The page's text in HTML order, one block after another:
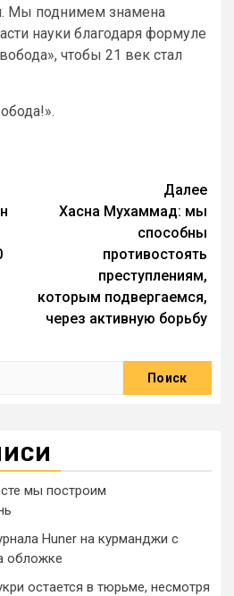
Мы поднимем знамена
науки благодаря формуле
чтобы 21 век стал
Далее
Хасна Мухаммад: мы
способны
противостоять
преступлениям,
которым подвергаемся,
через активную борьбу
мы построим
Huner на курманджи с
обложке
остается в тюрьме, несмотря